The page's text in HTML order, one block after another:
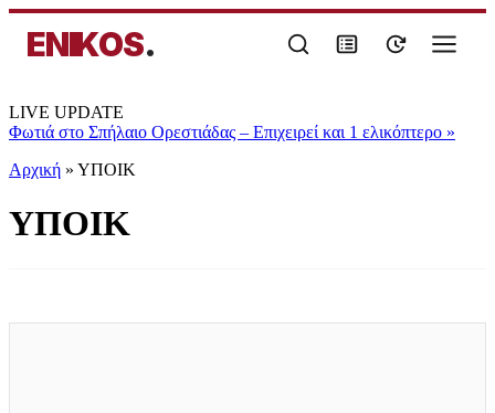
ENIKOS.
LIVE UPDATE
Φωτιά στο Σπήλαιο Ορεστιάδας – Επιχειρεί και 1 ελικόπτερο »
Αρχική » ΥΠΟΙΚ
ΥΠΟΙΚ